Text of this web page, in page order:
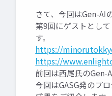
さて、今回はGen-AI
第9回にゲストとし
す。
https://
https://
前回は西尾氏のGen-
今回はGASG発のプ